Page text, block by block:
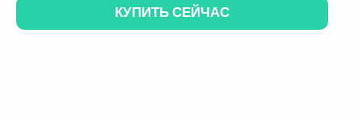
КУПИТЬ СЕЙЧАС